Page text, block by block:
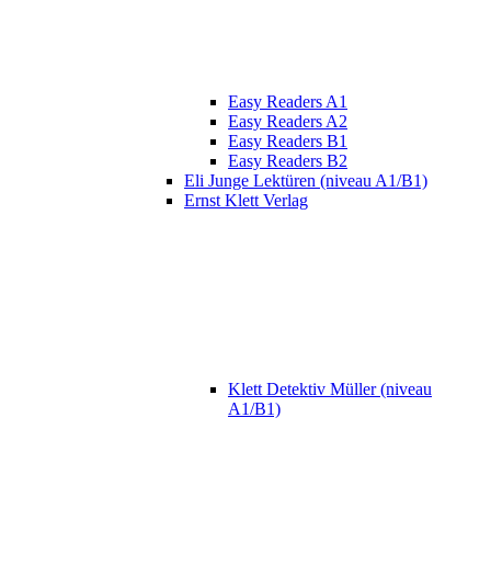
Easy Readers A1
Easy Readers A2
Easy Readers B1
Easy Readers B2
Eli Junge Lektüren (niveau A1/B1)
Ernst Klett Verlag
Klett Detektiv Müller (niveau
A1/B1)